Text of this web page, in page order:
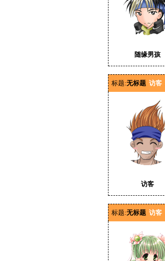
随缘男孩
标题:无标题 访客
访客
标题:无标题 访客